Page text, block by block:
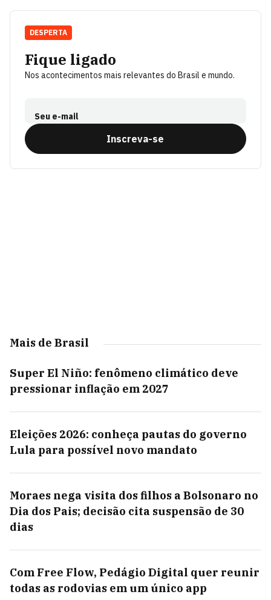
Fique ligado
Nos acontecimentos mais relevantes do Brasil e mundo.
Seu e-mail
Inscreva-se
DESPERTA
Mais de Brasil
Super El Niño: fenômeno climático deve
pressionar inflação em 2027
Eleições 2026: conheça pautas do governo
Lula para possível novo mandato
Moraes nega visita dos filhos a Bolsonaro no
Dia dos Pais; decisão cita suspensão de 30
dias
Com Free Flow, Pedágio Digital quer reunir
todas as rodovias em um único app